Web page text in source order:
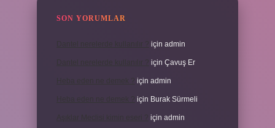
SON YORUMLAR
için admin
için Çavuş Er
için admin
için Burak Sürmeli
için admin